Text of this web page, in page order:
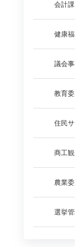
会計課
健康福
議会事
教育委
住民サ
商工観
農業委
選挙管